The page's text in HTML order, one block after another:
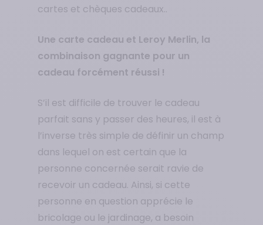
cartes et chèques cadeaux..
Une carte cadeau et Leroy Merlin, la
combinaison gagnante pour un
cadeau forcément réussi !
S’il est difficile de trouver le cadeau
parfait sans y passer des heures, il est à
l’inverse très simple de définir un champ
dans lequel on est certain que la
personne concernée serait ravie de
recevoir un cadeau. Ainsi, si cette
personne en question apprécie le
bricolage ou le jardinage, a besoin